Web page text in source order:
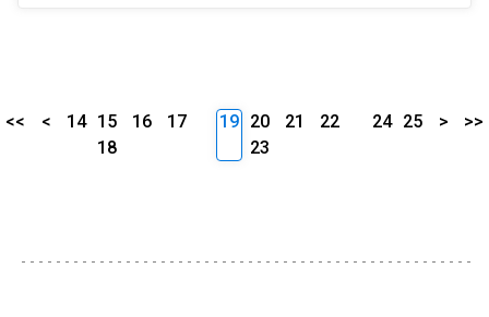
<< < 14 15 16
17
18
19 20 21
22
23
24 25 > >>